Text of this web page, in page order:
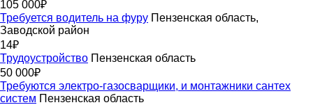
105 000₽
Требуется водитель на фуру Пензенская область,
Заводской район
14₽
Трудоустройство Пензенская область
50 000₽
Требуются электро-газосварщики, и монтажники сантех
систем Пензенская область